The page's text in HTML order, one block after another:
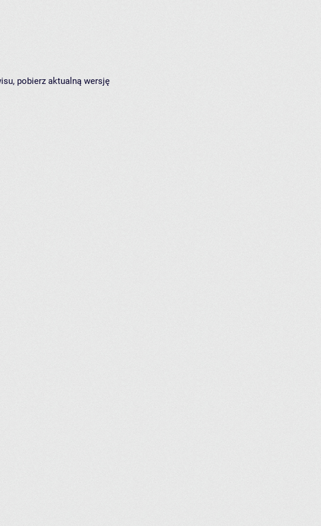
pobierz aktualną wersję